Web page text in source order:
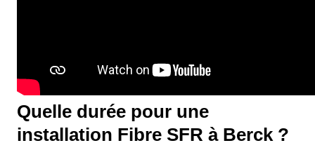
Quelle durée pour une
installation Fibre SFR à Berck ?